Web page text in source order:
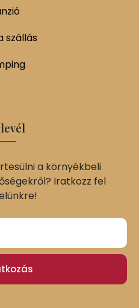
szállás
a környékbeli
Iratkozz fel